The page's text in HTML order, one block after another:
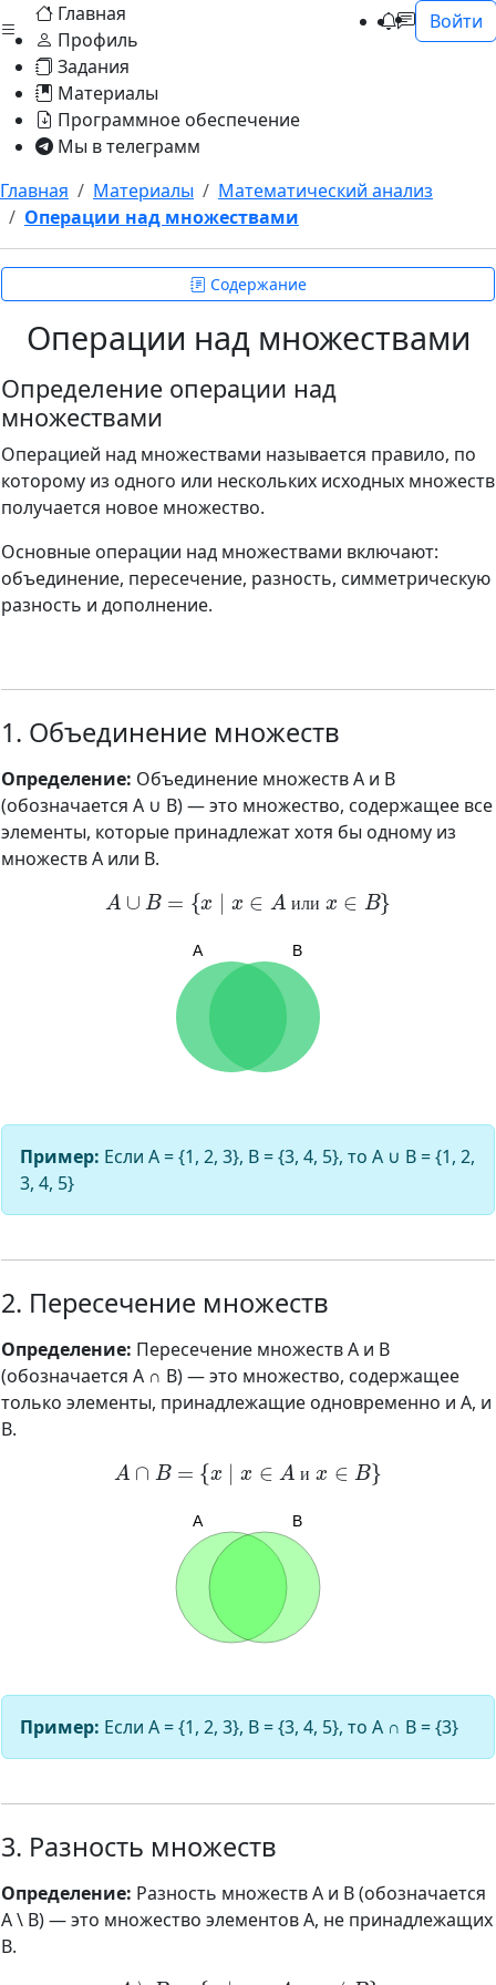
Войти
Главная
Профиль
Задания
Материалы
Программное обеспечение
Мы в телеграмм
Главная
Материалы
Математический анализ
Операции над множествами
Содержание
Операции над множествами
Определение операции над
множествами
Операцией над множествами называется правило, по
которому из одного или нескольких исходных множеств
получается новое множество.
Основные операции над множествами включают:
объединение, пересечение, разность, симметрическую
разность и дополнение.
1. Объединение множеств
Определение: Объединение множеств A и B
(обозначается A ∪ B) — это множество, содержащее все
элементы, которые принадлежат хотя бы одному из
множеств A или B.
и ли
A∪ ={ x A илиx
Пример: Если A = {1, 2, 3}, B = {3, 4, 5}, то A ∪ B = {1, 2,
3, 4, 5}
2. Пересечение множеств
Определение: Пересечение множеств A и B
(обозначается A ∩ B) — это множество, содержащее
только элементы, принадлежащие одновременно и A, и
B.
и
A ={ x A ∈
Пример: Если A = {1, 2, 3}, B = {3, 4, 5}, то A ∩ B = {3}
3. Разность множеств
Определение: Разность множеств A и B (обозначается
A \ B) — это множество элементов A, не принадлежащих
B.
A ∖ B= x ∈A ∉